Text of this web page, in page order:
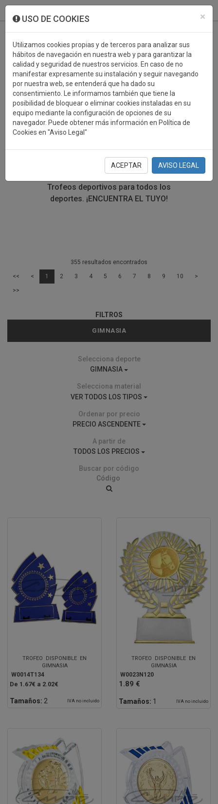
×
USO DE COOKIES
Utilizamos cookies propias y de terceros para analizar sus
hábitos de navegación en nuestra web y para garantizar la
calidad y seguridad de nuestros servicios. En caso de no
manifestar expresamente su instalación y seguir navegando
por nuestra web, se entenderá que ha dado su
consentimiento. Le informamos también que tiene la
posibilidad de bloquear o eliminar cookies instaladas en su
equipo mediante la configuración de opciones de su
navegador. Puede obtener más información en Política de
Cookies en "Aviso Legal"
ACEPTAR AVISO LEGAL
TROFEOS DEPORTIVOS
GIMNASIA
En esta sección encontrarás una gran variedad de
trofeos deportivos. Define tu búsqueda mediante los
filtros por deporte, material y precio del trofeo.
Trofeos deportivos para todos los
deportes. ¡ENCUENTRA EL TUYO!
355 resultados encontrados
<< < 1 2 3 4 5 6 7 8 9 10 >
>>
FILTROS
GIMNASIA
Selecciona deporte
GIMNASIA
Selecciona material
VER TODOS LOS TIPOS
Ordenar por precio
PRECIO ASCENDENTE
A partir de
TODOS LOS PRECIOS
Buscar por código
TROFEO DISPONIBLE EN
GIMNASIA
W0014T134
De 1.67€ a 2.02€
Tamaños: 2 IVA no incluido
TROFEO DISPONIBLE EN
GIMNASIA
W0023N120
1.89 €
Tamaños: 1 IVA no incluido